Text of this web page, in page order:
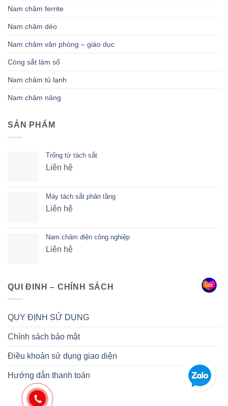
Nam châm ferrite
Nam châm dẻo
Nam châm văn phòng – giáo dục
Còng sắt làm sổ
Nam châm tủ lạnh
Nam châm nâng
SẢN PHẨM
Trống từ tách sắt
Liên hệ
Máy tách sắt phân tầng
Liên hệ
Nam châm điện công nghiệp
Liên hệ
QUI ĐINH – CHÍNH SÁCH
QUY ĐỊNH SỬ DỤNG
Chính sách bảo mật
Điều khoản sử dụng giao diện
Hướng dẫn thanh toán